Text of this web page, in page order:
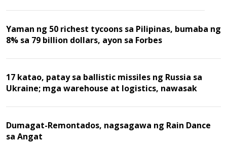
Yaman ng 50 richest tycoons sa Pilipinas, bumaba ng
8% sa 79 billion dollars, ayon sa Forbes
17 katao, patay sa ballistic missiles ng Russia sa
Ukraine; mga warehouse at logistics, nawasak
Dumagat-Remontados, nagsagawa ng Rain Dance
sa Angat